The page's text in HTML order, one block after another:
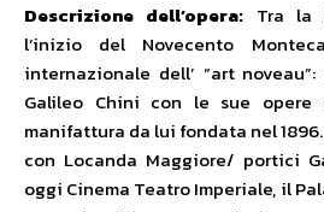
Descrizione dell’opera: Tra la
l’inizio del Novecento
internazionale dell’ “art
Galileo Chini con le sue
manifattura da lui fondata nel
con Locanda Maggiore/ portici
oggi Cinema Teatro Imperiale, il